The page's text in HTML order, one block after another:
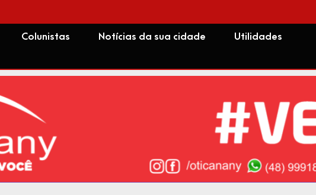
Colunistas Notícias da sua cidade Utilidades